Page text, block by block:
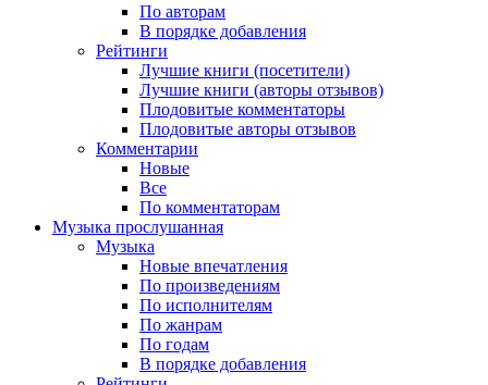
По авторам
В порядке добавления
Рейтинги
Лучшие книги (посетители)
Лучшие книги (авторы отзывов)
Плодовитые комментаторы
Плодовитые авторы отзывов
Комментарии
Новые
Все
По комментаторам
Музыка прослушанная
Музыка
Новые впечатления
По произведениям
По исполнителям
По жанрам
По годам
В порядке добавления